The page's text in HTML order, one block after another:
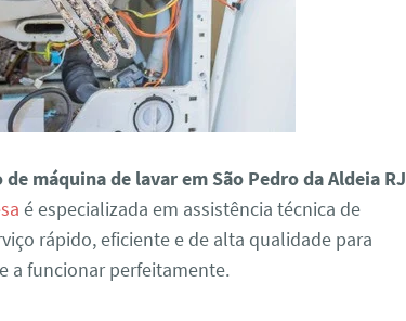
máquina de lavar em São Pedro da Aldeia RJ
é especializada em assistência técnica de
rápido, eficiente e de alta qualidade para
a funcionar perfeitamente.